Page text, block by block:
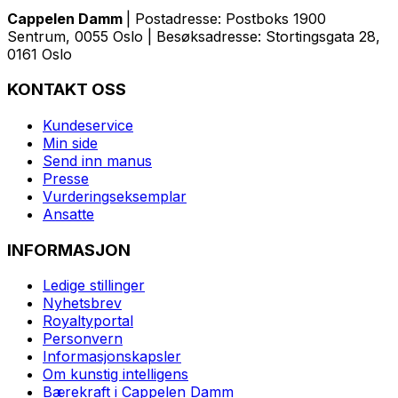
Cappelen Damm
| Postadresse: Postboks 1900
Sentrum, 0055 Oslo | Besøksadresse: Stortingsgata 28,
0161 Oslo
KONTAKT OSS
Kundeservice
Min side
Send inn manus
Presse
Vurderingseksemplar
Ansatte
INFORMASJON
Ledige stillinger
Nyhetsbrev
Royaltyportal
Personvern
Informasjonskapsler
Om kunstig intelligens
Bærekraft i Cappelen Damm